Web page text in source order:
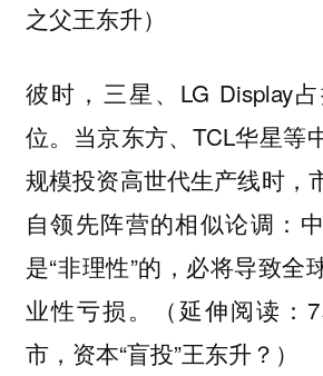
之父王东升）
彼时，三星、LG Display
位。当京东方、TCL华星等
规模投资高世代生产线时，
自领先阵营的相似论调：
是“非理性”的，必将导致全
业性亏损。（延伸阅读：
市，资本“盲投”王东升？）